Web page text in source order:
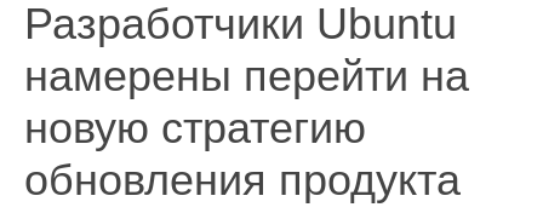
Разработчики Ubuntu
намерены перейти на
новую стратегию
обновления продукта